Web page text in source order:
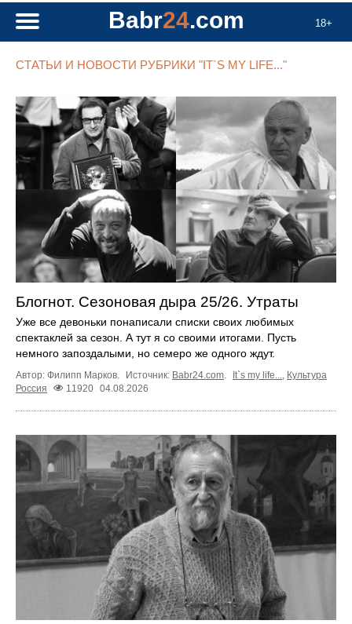
18+
Babr24.com
СТАТЬИ И НОВОСТИ РУБРИКИ "IT`S MY LIFE..."
Блогнот. Сезоновая дыра 25/26. Утраты
Уже все девоньки понаписали списки своих любимых
спектаклей за сезон. А тут я со своими итогами. Пусть
немного запоздалыми, но семеро же одного ждут.
Автор: Филипп Марков. Источник: Babr24.com It`s my life...
Культура
Россия
11920 04.08.2026